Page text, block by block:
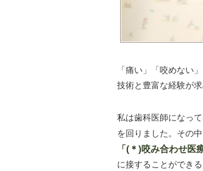
「痛い」「咬めない
技術と豊富な経験が
私は歯科医師になっ
を回りました。その
「(＊)咬み合わせ医
に接することができ